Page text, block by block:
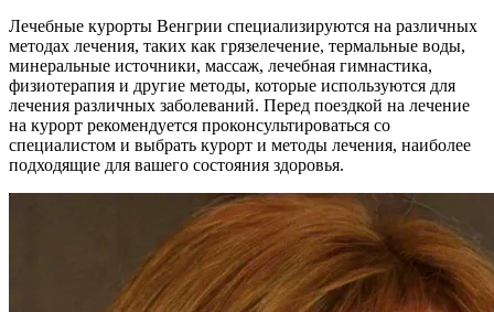
Лечебные курорты Венгрии специализируются на различных
методах лечения, таких как грязелечение, термальные воды,
минеральные источники, массаж, лечебная гимнастика,
физиотерапия и другие методы, которые используются для
лечения различных заболеваний. Перед поездкой на лечение
на курорт рекомендуется проконсультироваться со
специалистом и выбрать курорт и методы лечения, наиболее
подходящие для вашего состояния здоровья.